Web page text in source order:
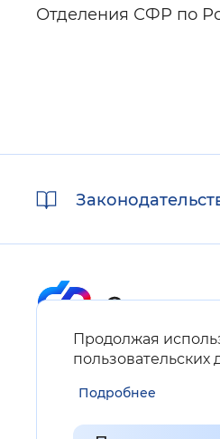
Отделения СФР по
Продолжая
пользовательских
Подробнее
ссылки
Карта сайта
Нашли ошибку на сайте?